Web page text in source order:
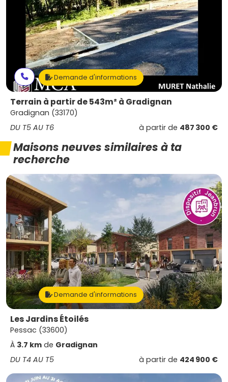
Demande d'informations
Terrain à partir de 543m² à Gradignan
Gradignan (33170)
DU T5 AU T6
à partir de 487 300 €
Maisons neuves similaires à ta
recherche
Demande d'informations
Les Jardins Étoilés
Pessac (33600)
À 3.7 km de Gradignan
DU T4 AU T5
à partir de 424 900 €